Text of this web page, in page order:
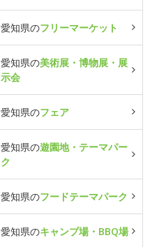
愛知県のフリーマーケット
愛知県の美術展・博物展・展
示会
愛知県のフェア
愛知県の遊園地・テーマパー
ク
愛知県のフードテーマパーク
愛知県のキャンプ場・BBQ場